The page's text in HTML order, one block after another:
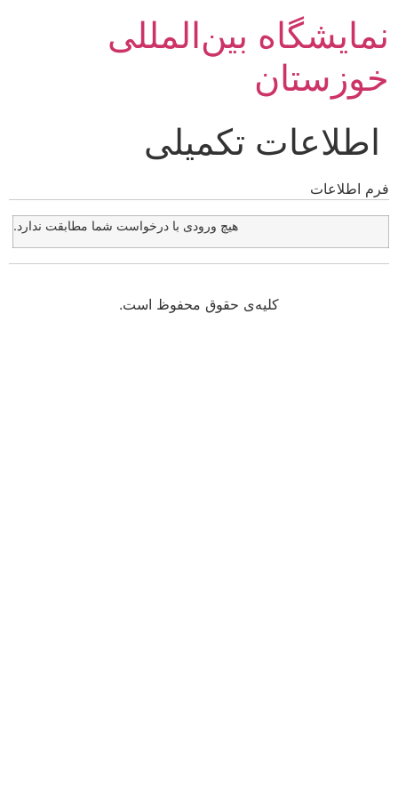
نمایشگاه بین‌المللی
خوزستان
اطلاعات تکمیلی
فرم اطلاعات
هیچ ورودی با درخواست شما مطابقت ندارد.
کلیه‌ی حقوق محفوظ است.